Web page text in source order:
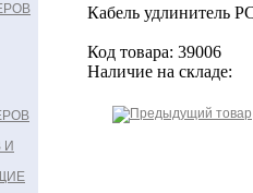
И
Кабель удлинитель
Код товара: 39006
Наличие на складе: